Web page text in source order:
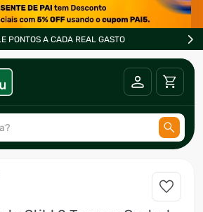
PONTOS A CADA REAL GASTO